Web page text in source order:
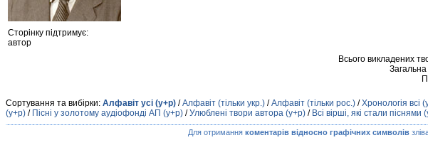
Сторінку підтримує:
автор
Всього викладених
Загальна
Сортування та вибірки: Алфавіт усі (у+р) /Алфавіт (тільки укр.) /Алфавіт (тільки рос.) /Хронологія всі
(у+р) / Пісні у золотому аудіофонді АП (у+р) /Улюблені твори автора (у+р) / Всі вірші, які стали піснями
Для отримання коментарів відносно графічних символів